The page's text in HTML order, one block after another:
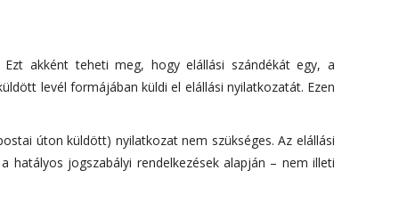
akként teheti meg, hogy elállási szándékát egy, a
levél formájában küldi el elállási nyilatkozatát. Ezen
úton küldött) nyilatkozat nem szükséges. Az elállási
jogszabályi rendelkezések alapján – nem illeti